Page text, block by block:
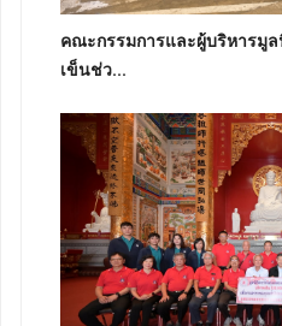
คณะกรรมการและผู้บริหารมู
เข็นช่ว...